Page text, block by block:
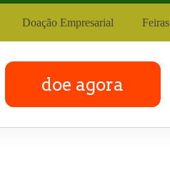
Doação Empresarial Feiras
doe agora